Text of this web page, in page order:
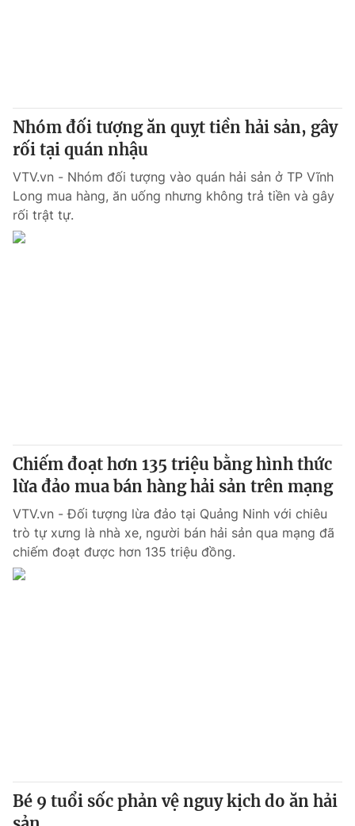
Nhóm đối tượng ăn quỵt tiền hải sản, gây
rối tại quán nhậu
VTV.vn - Nhóm đối tượng vào quán hải sản ở TP Vĩnh
Long mua hàng, ăn uống nhưng không trả tiền và gây
rối trật tự.
Chiếm đoạt hơn 135 triệu bằng hình thức
lừa đảo mua bán hàng hải sản trên mạng
VTV.vn - Đối tượng lừa đảo tại Quảng Ninh với chiêu
trò tự xưng là nhà xe, người bán hải sản qua mạng đã
chiếm đoạt được hơn 135 triệu đồng.
Bé 9 tuổi sốc phản vệ nguy kịch do ăn hải